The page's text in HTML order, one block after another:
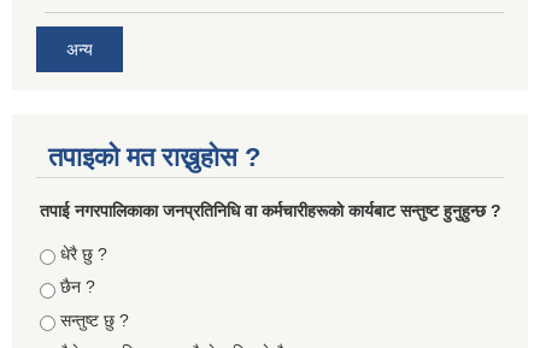
अन्य
तपाइको मत राख्नुहोस ?
तपा‌ई नगरपालिकाका जनप्रतिनिधि वा कर्मचारीहरूकाे कार्यबाट सन्तुष्ट हुनुहुन्छ ?
Choices
धेरै छु ?
छैन ?
सन्तुष्ट छु ?